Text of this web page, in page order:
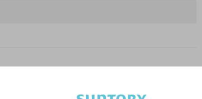
線 平山城址公園駅 徒歩26分